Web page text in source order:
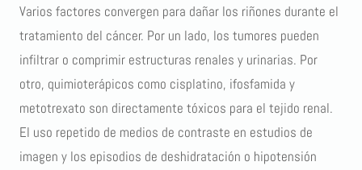
Varios factores convergen para dañar los riñones durante el
tratamiento del cáncer. Por un lado, los tumores pueden
infiltrar o comprimir estructuras renales y urinarias. Por
otro, quimioterápicos como cisplatino, ifosfamida y
metotrexato son directamente tóxicos para el tejido renal.
El uso repetido de medios de contraste en estudios de
imagen y los episodios de deshidratación o hipotensión